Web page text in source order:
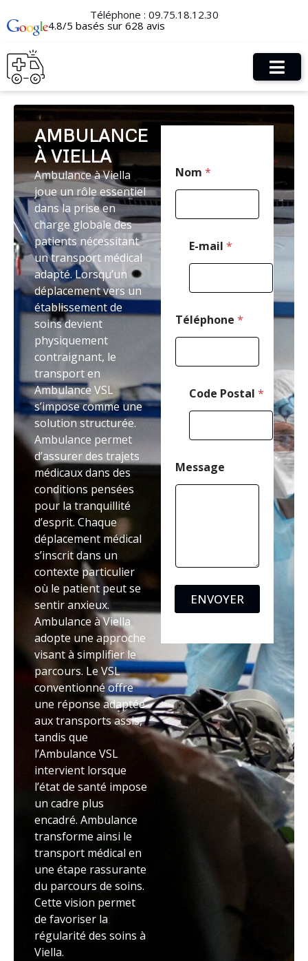
Téléphone : 09.75.18.12.30
4.8/5 basés sur 628 avis
AMBULANCE
À VIELLA
Ambulance à Viella
joue un rôle essentiel
dans la prise en
charge globale des
patients nécessitant
un transport médical
adapté. Lorsqu’un
déplacement vers un
établissement de
soins devient
physiquement
contraignant, le
transport en
Ambulance VSL
s’impose comme une
solution structurée.
Ambulance permet
d’assurer des trajets
médicaux dans des
conditions pensées
pour la tranquillité
d’esprit. Chaque
déplacement médical
s’inscrit dans un
contexte particulier
où le patient peut se
sentir anxieux.
Ambulance à Viella
adopte une approche
visant à simplifier le
parcours. Le VSL
conventionné offre
une réponse adaptée
aux transports assis,
tandis que
l’Ambulance VSL
intervient lorsque
l’état de santé impose
un cadre plus
encadré. Ambulance
transforme ainsi le
transport médical en
une étape rassurante
du parcours de soins.
Cette vision permet
de favoriser la
régularité des soins à
Viella.
Nom *
E-mail *
*
e
s
s
a
g
m
a
i
Téléphone *
Code Postal *
Message
ENVOYER